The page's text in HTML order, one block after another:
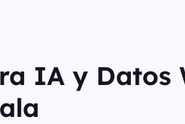
IA y Datos